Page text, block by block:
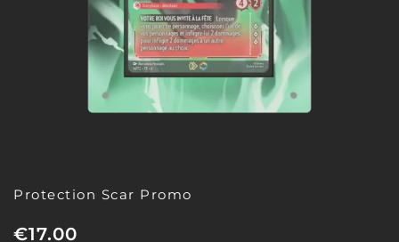
Protection Scar Promo
€17.00